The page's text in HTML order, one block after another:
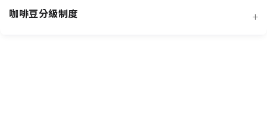
咖啡豆分級制度 +